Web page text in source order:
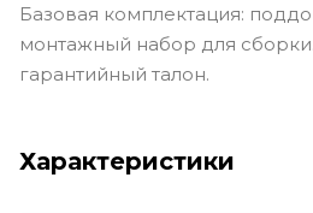
Базовая комплектация:
монтажный набор для
гарантийный талон.
Характеристики